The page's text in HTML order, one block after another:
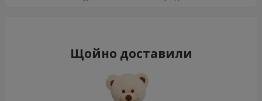
Щойно доставили